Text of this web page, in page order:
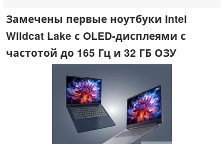
Замечены первые ноутбуки Intel
Wildcat Lake с OLED-дисплеями с
частотой до 165 Гц и 32 ГБ ОЗУ